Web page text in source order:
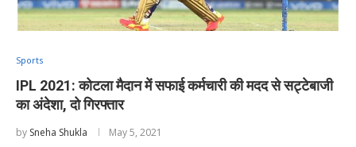
Sports
IPL 2021: कोटला मैदान में सफाई कर्मचारी की मदद से सट्टेबाजी
का अंदेशा, दो गिरफ्तार
by Sneha Shukla May 5, 2021